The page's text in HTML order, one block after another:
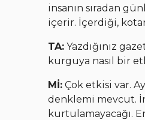
insanın sıradan
içerir. İçerdiği,
TA: Yazdığınız
kurguya nasıl bir
Mİ: Çok etkisi var.
denklemi mevcut.
kurtulamayacağı.